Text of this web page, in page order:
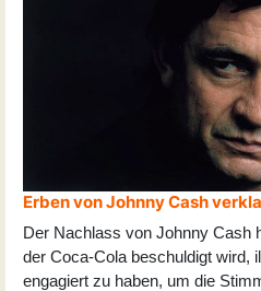
Erben von Johnny Cash
Der Nachlass von Johnny Cash
der Coca-Cola beschuldigt wird,
engagiert zu haben, um die